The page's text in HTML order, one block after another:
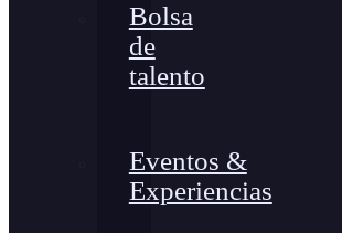
Bolsa
de
talento
Eventos &
Experiencias